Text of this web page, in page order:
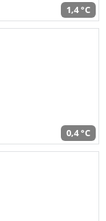
1,4 °C
0,4 °C